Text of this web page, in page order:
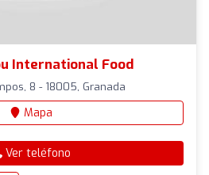
International Food
8 - 18005, Granada
Mapa
Ver teléfono